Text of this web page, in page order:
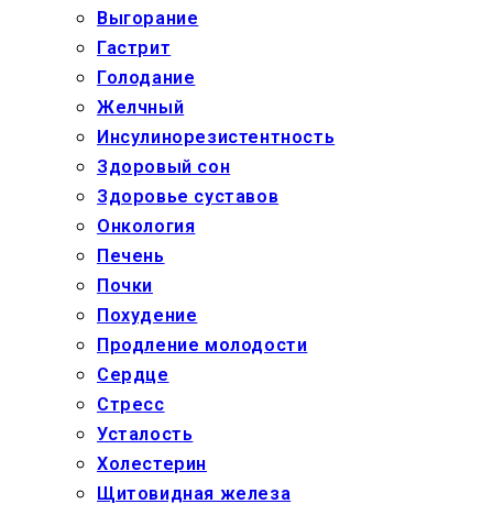
Выгорание
Гастрит
Голодание
Желчный
Инсулинорезистентность
Здоровый сон
Здоровье суставов
Онкология
Печень
Почки
Похудение
Продление молодости
Сердце
Стресс
Усталость
Холестерин
Щитовидная железа